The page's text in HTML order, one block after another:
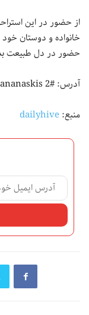
از حضور در این
حضور در دل طبیعت
آدرس: #2 Sundance Road, Kananaskis
منبع:dailyhive